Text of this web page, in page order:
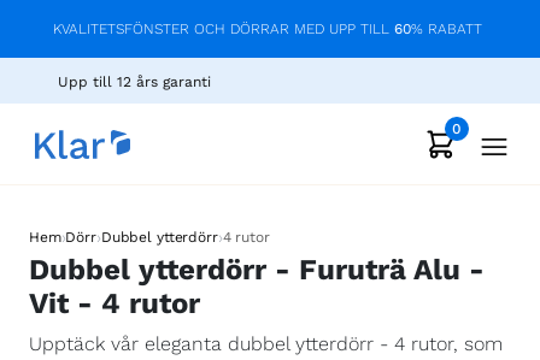
KVALITETSFÖNSTER OCH DÖRRAR MED UPP TILL 60% RABATT
Upp till 12 års garanti
0
Hem›Dörr›Dubbel ytterdörr›4 rutor
Dubbel ytterdörr - Furuträ Alu -
Vit - 4 rutor
Upptäck vår eleganta dubbel ytterdörr - 4 rutor, som